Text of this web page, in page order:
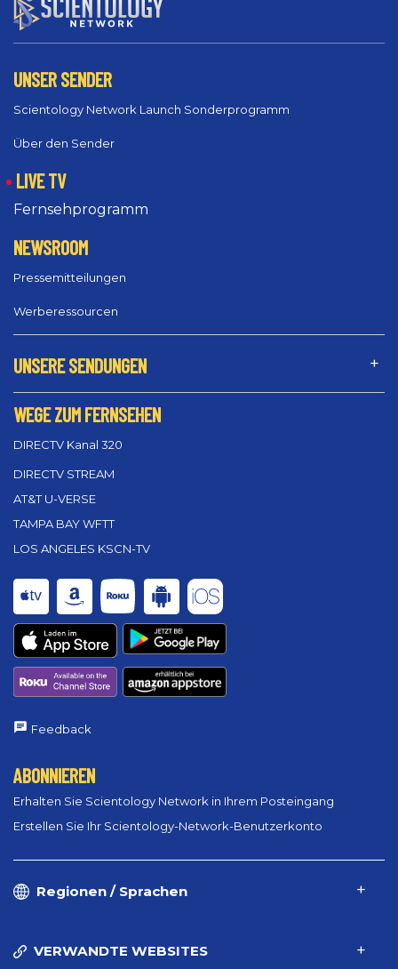
UNSER SENDER
Scientology Network Launch Sonderprogramm
Über den Sender
LIVE TV
Fernsehprogramm
NEWSROOM
Pressemitteilungen
Werberessourcen
UNSERE SENDUNGEN
WEGE ZUM FERNSEHEN
DIRECTV Kanal 320
DIRECTV STREAM
AT&T U-VERSE
TAMPA BAY WFTT
LOS ANGELES KSCN-TV
Feedback
ABONNIEREN
Erhalten Sie Scientology Network in Ihrem Posteingang
Erstellen Sie Ihr Scientology-Network-Benutzerkonto
Regionen / Sprachen
VERWANDTE WEBSITES